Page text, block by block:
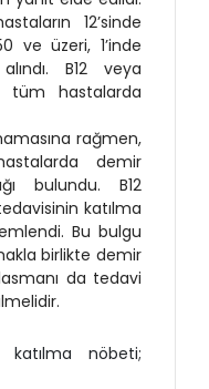
12’sinde
ve üzeri, 1’inde
B12 veya
tüm hastalarda
rağmen,
demir
bulundu. B12
katılma
Bu bulgu
birlikte demir
da tedavi
nöbeti;